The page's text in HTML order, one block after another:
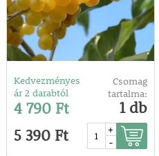
Kedvezményes
ár 2 darabtól
4 790 Ft
Csomag
tartalma:
1 db
5 390 Ft
+
-